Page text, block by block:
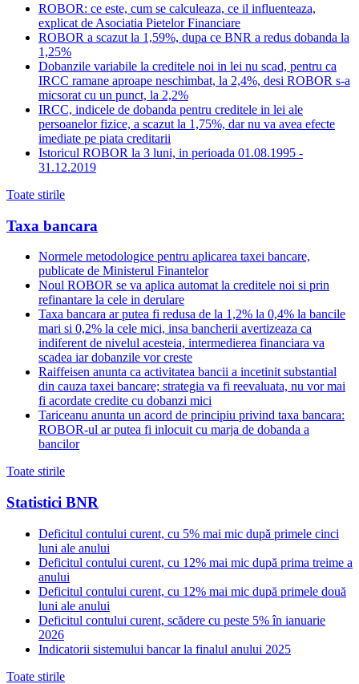
ROBOR: ce este, cum se calculeaza, ce il influenteaza,
explicat de Asociatia Pietelor Financiare
ROBOR a scazut la 1,59%, dupa ce BNR a redus dobanda la
1,25%
Dobanzile variabile la creditele noi in lei nu scad, pentru ca
IRCC ramane aproape neschimbat, la 2,4%, desi ROBOR s-a
micsorat cu un punct, la 2,2%
IRCC, indicele de dobanda pentru creditele in lei ale
persoanelor fizice, a scazut la 1,75%, dar nu va avea efecte
imediate pe piata creditarii
Istoricul ROBOR la 3 luni, in perioada 01.08.1995 -
31.12.2019
Toate stirile
Taxa bancara
Normele metodologice pentru aplicarea taxei bancare,
publicate de Ministerul Finantelor
Noul ROBOR se va aplica automat la creditele noi si prin
refinantare la cele in derulare
Taxa bancara ar putea fi redusa de la 1,2% la 0,4% la bancile
mari si 0,2% la cele mici, insa bancherii avertizeaza ca
indiferent de nivelul acesteia, intermedierea financiara va
scadea iar dobanzile vor creste
Raiffeisen anunta ca activitatea bancii a incetinit substantial
din cauza taxei bancare; strategia va fi reevaluata, nu vor mai
fi acordate credite cu dobanzi mici
Tariceanu anunta un acord de principiu privind taxa bancara:
ROBOR-ul ar putea fi inlocuit cu marja de dobanda a
bancilor
Toate stirile
Statistici BNR
Deficitul contului curent, cu 5% mai mic după primele cinci
luni ale anului
Deficitul contului curent, cu 12% mai mic după prima treime a
anului
Deficitul contului curent, cu 12% mai mic după primele două
luni ale anului
Deficitul contului curent, scădere cu peste 5% în ianuarie
2026
Indicatorii sistemului bancar la finalul anului 2025
Toate stirile